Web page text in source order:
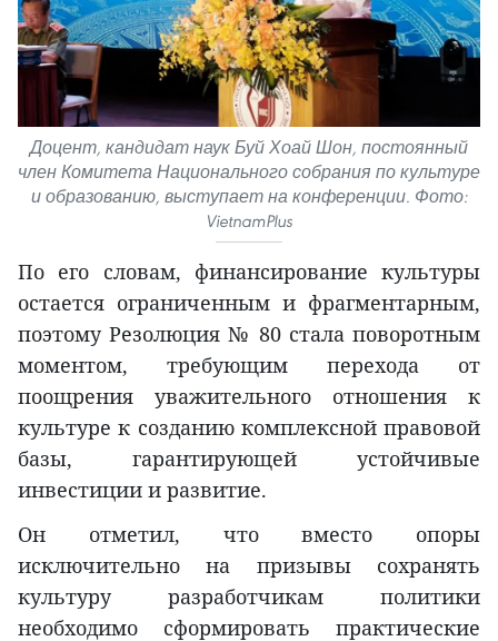
Доцент, кандидат наук Буй Хоай Шон, постоянный
член Комитета Национального собрания по культуре
и образованию, выступает на конференции. Фото:
VietnamPlus
По его словам, финансирование культуры
остается ограниченным и фрагментарным,
поэтому Резолюция № 80 стала поворотным
моментом, требующим перехода от
поощрения уважительного отношения к
культуре к созданию комплексной правовой
базы, гарантирующей устойчивые
инвестиции и развитие.
Он отметил, что вместо опоры
исключительно на призывы сохранять
культуру разработчикам политики
необходимо сформировать практические